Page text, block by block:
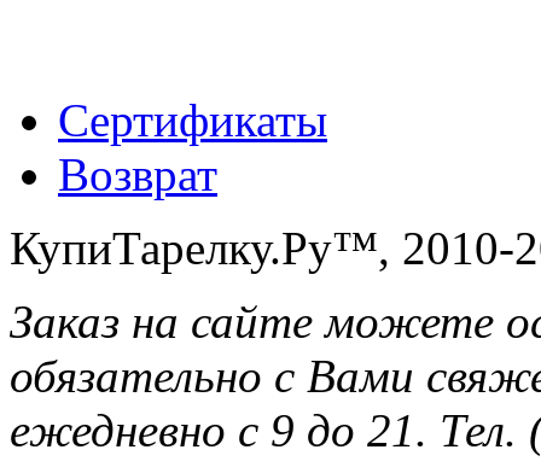
Сертификаты
Возврат
КупиТарелку.Ру™, 2010-
Заказ на сайте можете
обязательно с Вами
ежедневно с 9 до 21.